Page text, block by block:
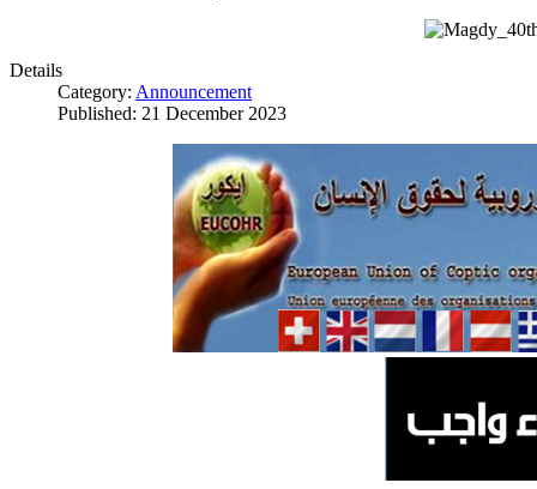
Details
Category: Announcement
Published: 21 December 2023